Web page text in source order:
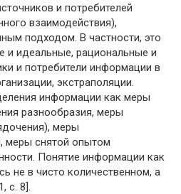
и потребителей
взаимодействия),
подходом. В частности, это
и идеальные, рациональные и
и потребители информации в
экстраполяции.
информации как меры
разнообразия, меры
меры
меры снятой опытом
Понятие информации как
не в чисто количественном, а
с. 8].